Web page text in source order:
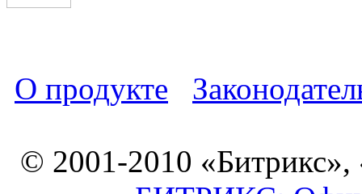
О продукте
© 2001-2010 «Битрикс»,